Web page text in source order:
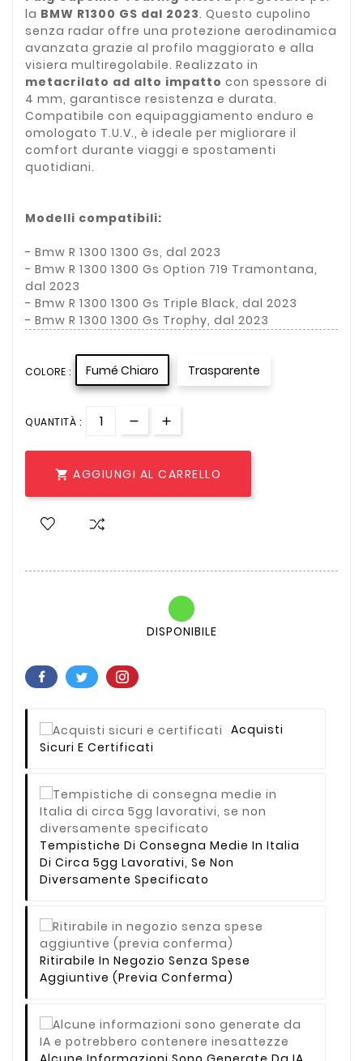
la BMW R1300 GS dal 2023. Questo cupolino
senza radar offre una protezione aerodinamica
avanzata grazie al profilo maggiorato e alla
visiera multiregolabile. Realizzato in
metacrilato ad alto impatto con spessore di
4 mm, garantisce resistenza e durata.
Compatibile con equipaggiamento enduro e
omologato T.U.V., è ideale per migliorare il
comfort durante viaggi e spostamenti
quotidiani.
Modelli compatibili:
- Bmw R 1300 1300 Gs, dal 2023
- Bmw R 1300 1300 Gs Option 719 Tramontana,
dal 2023
- Bmw R 1300 1300 Gs Triple Black, dal 2023
- Bmw R 1300 1300 Gs Trophy, dal 2023
COLORE : Fumé Chiaro Trasparente
QUANTITÀ :
 AGGIUNGI AL CARRELLO
DISPONIBILE
Acquisti
Sicuri E Certificati
Tempistiche Di Consegna Medie In Italia
Di Circa 5gg Lavorativi, Se Non
Diversamente Specificato
Ritirabile In Negozio Senza Spese
Aggiuntive (previa Conferma)